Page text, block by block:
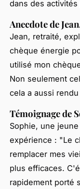
dans des
Anecdote de
Jean, retraité,
chèque énergie
utilisé mon
Non seulement
cela a aussi
Témoignage de
Sophie, une
expérience : "Le
remplacer mes
plus efficaces.
rapidement porté